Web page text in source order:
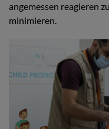
angemessen reagieren
minimieren.